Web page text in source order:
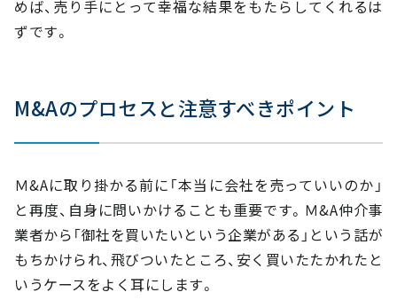
めば、売り手にとって幸福な結果をもたらしてくれるは
ずです。
M&Aのプロセスと注意すべきポイント
Ｍ&Aに取り掛かる前に「本当に会社を売っていいのか」
と再度、自身に問いかけることも重要です。Ｍ&A仲介事
業者から「御社を買いたいという企業がある」という話が
もちかけられ、飛びついたところ、安く買いたたかれたと
いうケースをよく耳にします。